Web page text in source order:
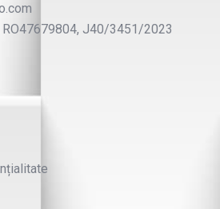
RO47679804, J40/3451/2023